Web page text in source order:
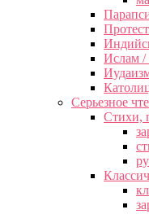
Ислам /
Серьезное
Cтихи,